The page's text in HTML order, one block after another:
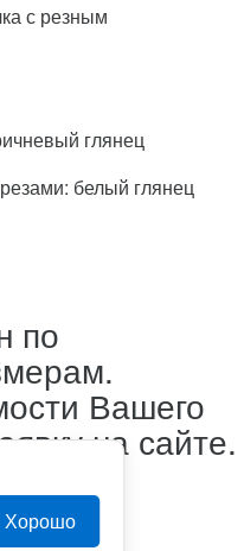
Хорошо
с резным
глянец
белый глянец
по
Вашего
на сайте.